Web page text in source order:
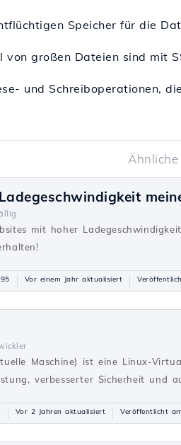
Speicher für die
großen Dateien sind mit
und Schreiboperationen,
mit hoher
Vor einem Jahr aktualisiert
Maschine) ist eine Linux-
verbesserter Sicherheit und
Vor 2 Jahren aktualisiert Veröffentlicht